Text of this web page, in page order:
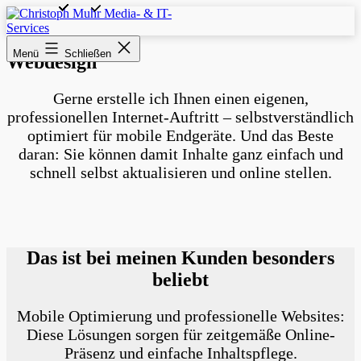
Zum
Inhalt
springen
Christoph
Muhr
Media-
Services
Menü Schließen
Webdesign
Gerne erstelle ich Ihnen einen eigenen,
professionellen Internet-Auftritt – selbst­ver­ständlich
optimiert für mobile End­geräte. Und das Beste
daran: Sie können damit Inhalte ganz einfach und
schnell selbst aktualisieren und online stellen.
Das ist bei meinen Kunden besonders
beliebt
Mobile Optimierung und professionelle Websites:
Diese Lösungen sorgen für zeit­gemäße Online-
Präsenz und einfache Inhalts­pflege.